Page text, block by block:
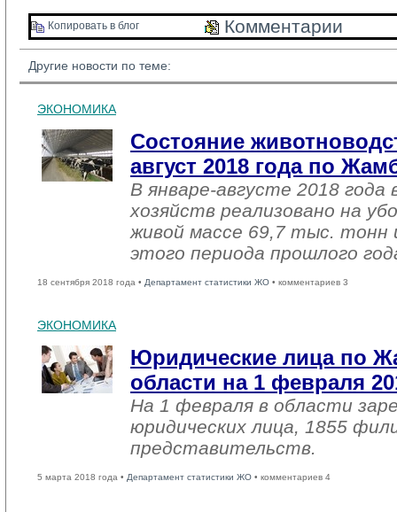
Копировать в блог Комментарии
Другие новости по теме:
ЭКОНОМИКА
Состояние
август 2018 года по
В январе-августе 2018 года
хозяйств реализовано на
живой массе 69,7 тыс. тонн
этого периода прошлого
18 сентября 2018 года • Департамент статистики ЖО • комментариев 3
ЭКОНОМИКА
Юридические лица по
области на 1 февраля
На 1 февраля в области
юридических лица, 1855
представительств.
5 марта 2018 года • Департамент статистики ЖО • комментариев 4